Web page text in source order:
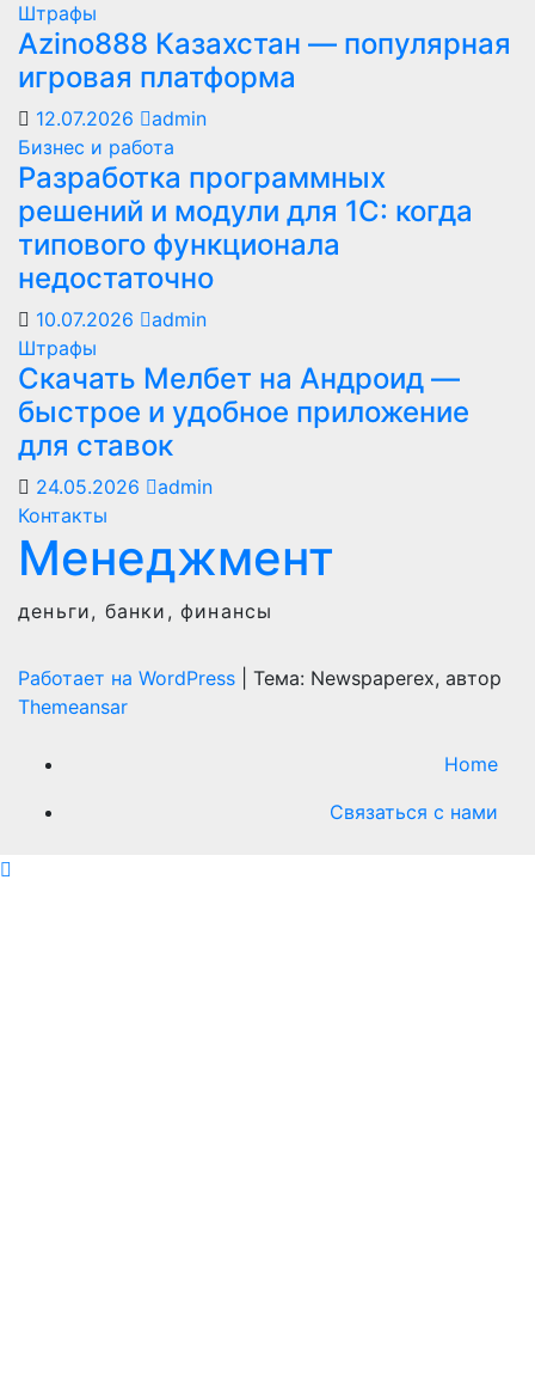
Штрафы
Azino888 Казахстан — популярная
игровая платформа
12.07.2026
admin
Бизнес и работа
Разработка программных
решений и модули для 1С: когда
типового функционала
недостаточно
10.07.2026
admin
Штрафы
Скачать Мелбет на Андроид —
быстрое и удобное приложение
для ставок
24.05.2026
admin
Контакты
Менеджмент
деньги, банки, финансы
Работает на WordPress
Тема: Newspaperex, автор
Themeansar
Home
Связаться с нами